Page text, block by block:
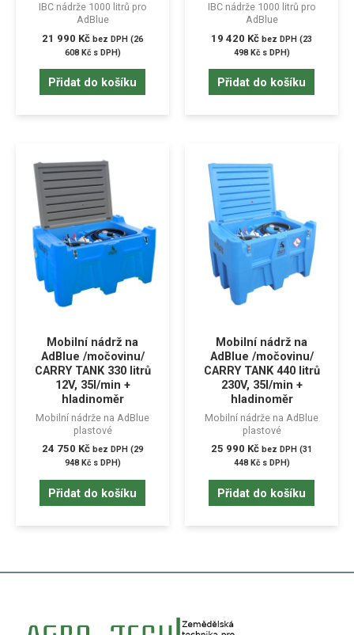
IBC nádrže 1000 litrů pro
AdBlue
21 990 Kč bez DPH (26
608 Kčs DPH)
Přidat do košíku
IBC nádrže 1000 litrů pro
AdBlue
19 420 Kč bez DPH (23
498 Kčs DPH)
Přidat do košíku
Mobilní nádrž na
AdBlue /močovinu/
CARRY TANK 330 litrů
12V, 35l/min +
hladinoměr
Mobilní nádrže na AdBlue
plastové
24 750 Kč bez DPH (29
948 Kčs DPH)
Přidat do košíku
Mobilní nádrž na
AdBlue /močovinu/
CARRY TANK 440 litrů
230V, 35l/min +
hladinoměr
Mobilní nádrže na AdBlue
plastové
25 990 Kč bez DPH (31
448 Kčs DPH)
Přidat do košíku